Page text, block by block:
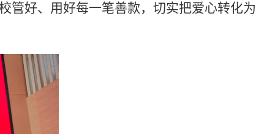
管好、用好每一笔善款，切实把爱心转化为